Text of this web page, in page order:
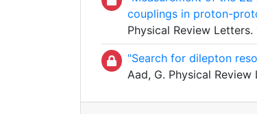
couplings in proton-
Physical Review Letters.
"Search for dilepton
Aad, G. Physical Review